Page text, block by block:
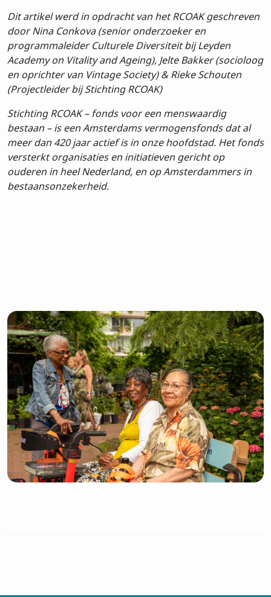
Dit artikel werd in opdracht van het RCOAK geschreven
door Nina Conkova (senior onderzoeker en
programmaleider Culturele Diversiteit bij Leyden
Academy on Vitality and Ageing), Jelte Bakker (socioloog
en oprichter van Vintage Society) & Rieke Schouten
(Projectleider bij Stichting RCOAK)
Stichting RCOAK – fonds voor een menswaardig
bestaan – is een Amsterdams vermogensfonds dat al
meer dan 420 jaar actief is in onze hoofdstad. Het fonds
versterkt organisaties en initiatieven gericht op
ouderen in heel Nederland, en op Amsterdammers in
bestaansonzekerheid.